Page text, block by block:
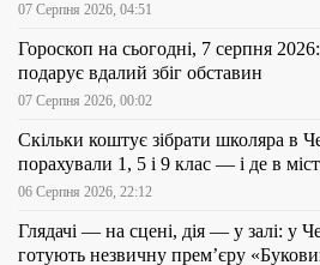
07 Серпня 2026, 04:51
Гороскоп на сьогодні, 7 серпня
подарує вдалий збіг обставин
07 Серпня 2026, 00:02
Скільки коштує зібрати школяра в
порахували 1, 5 і 9 клас — і де в
06 Серпня 2026, 22:12
Глядачі — на сцені, дія — у залі: у
готують незвичну прем’єру